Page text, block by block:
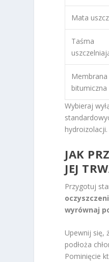
Mata
Taśma
Membrana
bitumiczna
Wybieraj
hydroizolacji.
JAK
JEJ
Przygotuj
wyrównaj
Upewnij się,
podłoża
Pominięcie